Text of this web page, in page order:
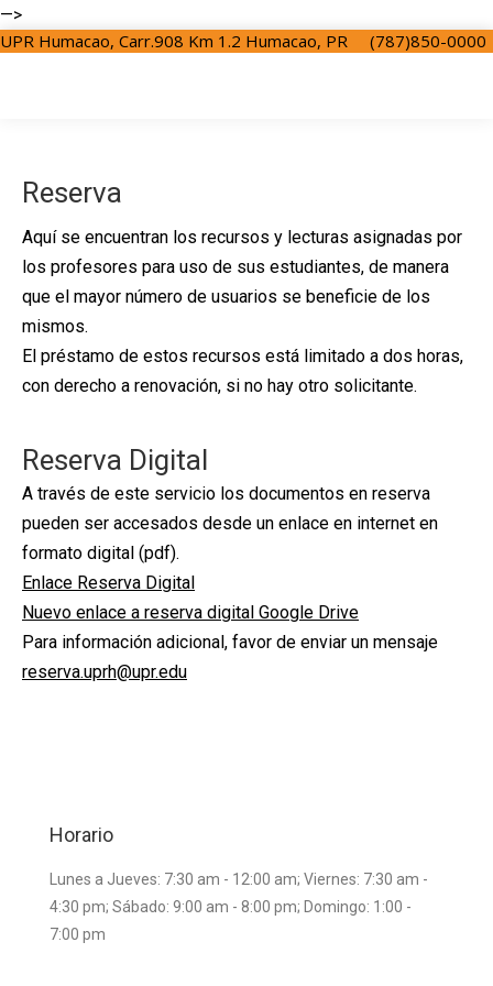
—>
UPR Humacao, Carr.908 Km 1.2 Humacao, PR (787)850-0000
Reserva
Aquí se encuentran los recursos y lecturas asignadas por
los profesores para uso de sus estudiantes, de manera
que el mayor número de usuarios se beneficie de los
mismos.
El préstamo de estos recursos está limitado a dos horas,
con derecho a renovación, si no hay otro solicitante.
Reserva Digital
A través de este servicio los documentos en reserva
pueden ser accesados desde un enlace en internet en
formato digital (pdf).
Enlace Reserva Digital
Nuevo enlace a reserva digital Google Drive
Para información adicional, favor de enviar un mensaje
reserva.uprh@upr.edu
Horario
Lunes a Jueves: 7:30 am - 12:00 am; Viernes: 7:30 am -
4:30 pm; Sábado: 9:00 am - 8:00 pm; Domingo: 1:00 -
7:00 pm